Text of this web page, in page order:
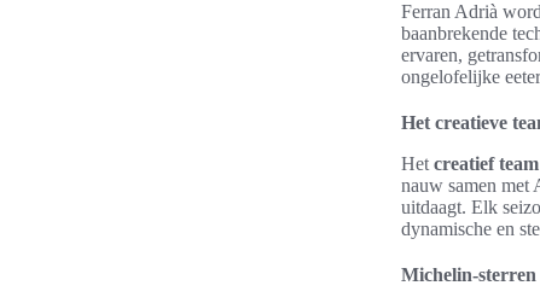
Ferran Adrià
baanbrekende
ervaren,
ongelofelijke
Het creatieve
Het creatief team
nauw samen met
uitdaagt. Elk
dynamische en
Michelin-